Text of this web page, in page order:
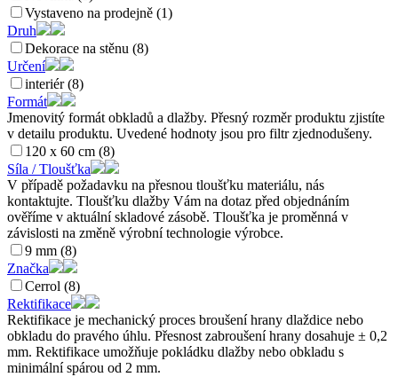
Vystaveno na prodejně (1)
Druh
Dekorace na stěnu (8)
Určení
interiér (8)
Formát
Jmenovitý formát obkladů a dlažby. Přesný rozměr produktu zjistíte
v detailu produktu. Uvedené hodnoty jsou pro filtr zjednodušeny.
120 x 60 cm (8)
Síla / Tloušťka
V případě požadavku na přesnou tloušťku materiálu, nás
kontaktujte. Tloušťku dlažby Vám na dotaz před objednáním
ověříme v aktuální skladové zásobě. Tloušťka je proměnná v
závislosti na změně výrobní technologie výrobce.
9 mm (8)
Značka
Cerrol (8)
Rektifikace
Rektifikace je mechanický proces broušení hrany dlaždice nebo
obkladu do pravého úhlu. Přesnost zabroušení hrany dosahuje ± 0,2
mm. Rektifikace umožňuje pokládku dlažby nebo obkladu s
minimální spárou od 2 mm.